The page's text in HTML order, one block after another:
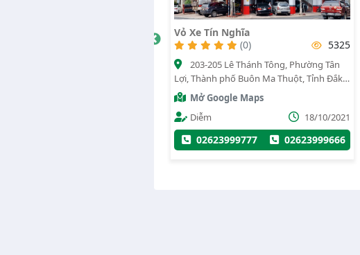
5325
203-205 Lê Thánh Tông, Phường Tân
Lợi, Thành phố Buôn Ma Thuột, Tỉnh Đắk
18/10/2021
02623999666
Lốp Ô Tô Huy Hùng
20 Nguyễn Tất Thành, Thị
Năng, Huyện Krông Năng, Tỉnh
Mở Google Maps
Administrator
0346787246